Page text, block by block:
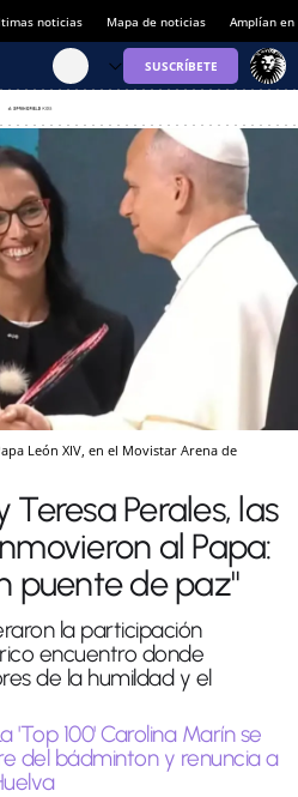
noticias Mapa de noticias Amplían
León XIV, en el Movistar Arena de
Perales, las
al Papa:
puente de paz"
la participación
encuentro donde
de la humildad y el
'Top 100' Carolina Marín se
del bádminton y renuncia a